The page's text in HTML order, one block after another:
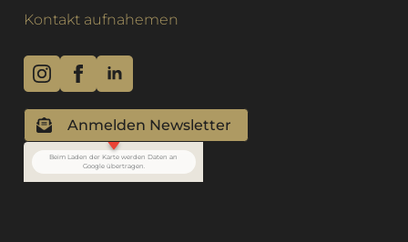
Kontakt aufnahemen
Anmelden Newsletter
Beim Laden der Karte werden Daten an
Google übertragen.